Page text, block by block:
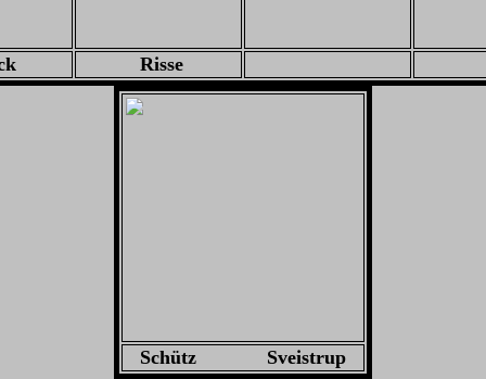
Risse
Schütz Sveistrup